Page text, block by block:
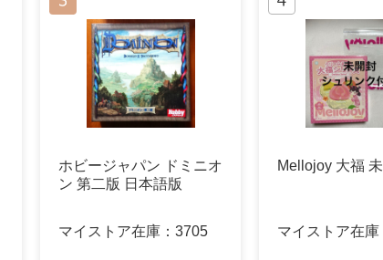
ホビージャパン ドミニオ
ン 第二版 日本語版
マイストア在庫： 3705
Mellojoy 大福
マイストア在庫